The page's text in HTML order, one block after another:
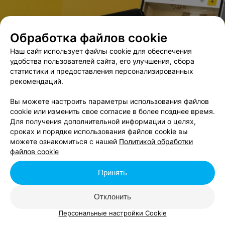
Обработка файлов cookie
Наш сайт использует файлы cookie для обеспечения
удобства пользователей сайта, его улучшения, сбора
статистики и предоставления персонализированных
рекомендаций.
Вы можете настроить параметры использования файлов
cookie или изменить свое согласие в более позднее время.
Для получения дополнительной информации о целях,
сроках и порядке использования файлов cookie вы
можете ознакомиться с нашей Политикой обработки
файлов cookie
Отклонить
Принять
Персональные настройки Cookie